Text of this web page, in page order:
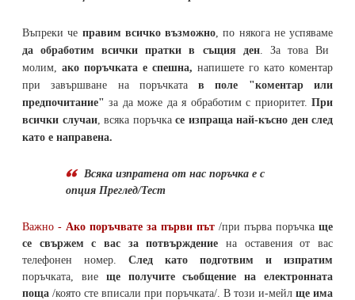
Въпреки че правим всичко възможно , по някога не успяваме
да обработим всички пратки в същия ден. За това Ви
молим, ако поръчката е спешна, напишете го като коментар
при завършване на поръчкатав поле "коментар или
предпочитание" за да може да я обработим с приоритет. При
всички случаи, всяка поръчка се изпраща най-късно ден след
като е направена.
Всяка изпратена от нас поръчка е с
опция Преглед/Тест
Важно - Ако поръчвате за първи път /при първа поръчка ще
се свържем с вас за потвърждение на оставения от вас
телефонен номер
След като подготвим и изпратим
поръчката, вие ще получите съобщение на електронната
поща /която сте вписали при поръчката/. В този и-мейл ще има